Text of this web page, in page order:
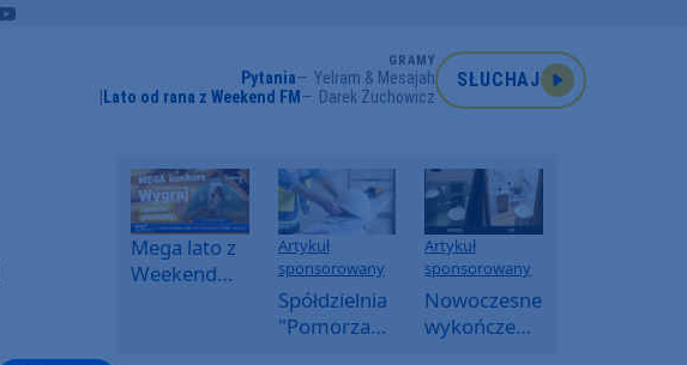
GRAMY
Pytania
Yelram & Mesajah
Lato od rana z Weekend FM
Darek Żuchowicz
SŁUCHAJ
Mega lato z
Weekend
Artykuł
sponsorowany
Spółdzielnia
"Pomorzanka"
Artykuł
sponsorowany
Nowoczesne
wykończenia